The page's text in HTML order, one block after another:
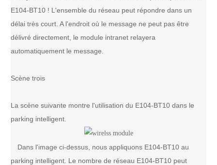
E104-BT10 ! L'ensemble du réseau peut répondre dans un
délai très court. A l'endroit où le message ne peut pas être
délivré directement, le module intranet relayera
automatiquement le message.
Scène trois
La scène suivante montre l'utilisation du E104-BT10 dans le
parking intelligent.
Dans l'image ci-dessus, nous appliquons E104-BT10 au
parking intelligent. Le nombre de réseau E104-BT10 peut